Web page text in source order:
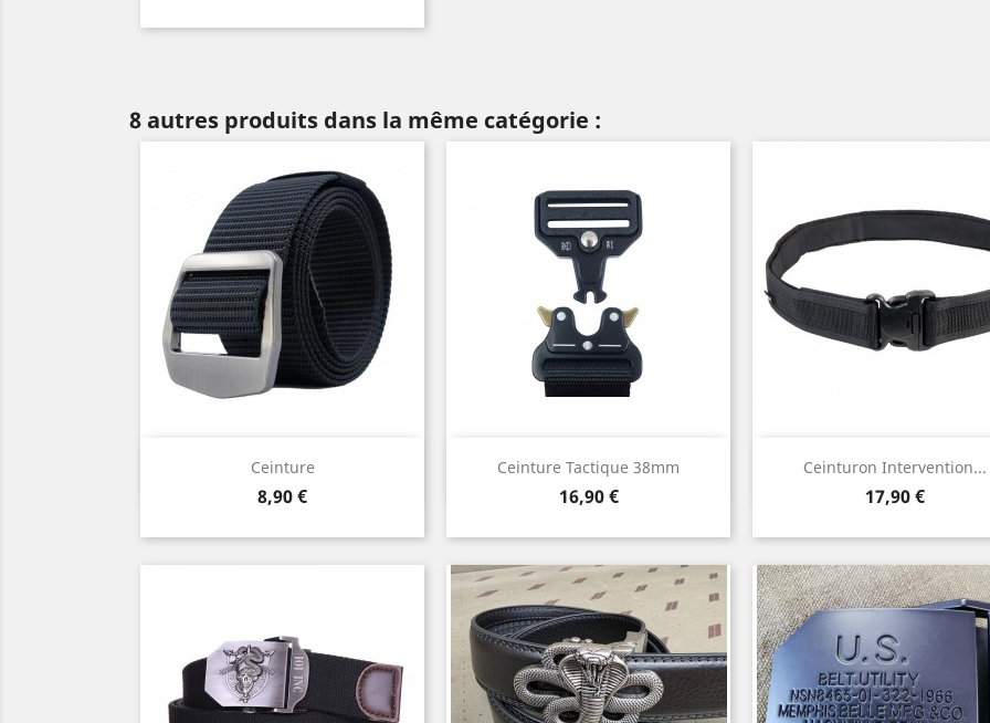
8 autres produits dans la même catégorie :
Ceinture
Prix
8,90 €
Aperçu rapide
BeigeNoirBleu
Ceinture Tactique 38mm
Prix
16,90 €
Aperçu rapide
NoirBleu
Ceinturon Intervention...
Prix
17,90 €
Aperçu rapide